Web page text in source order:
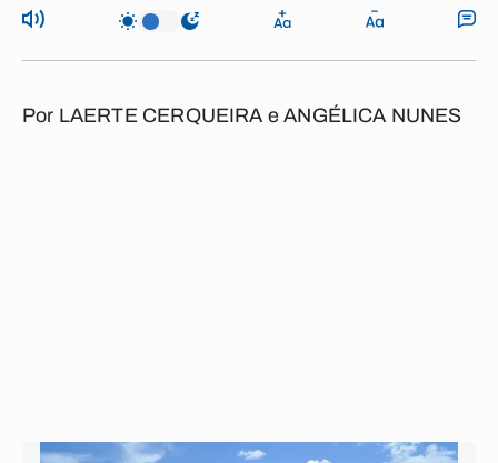
Por LAERTE CERQUEIRA e ANGÉLICA NUNES